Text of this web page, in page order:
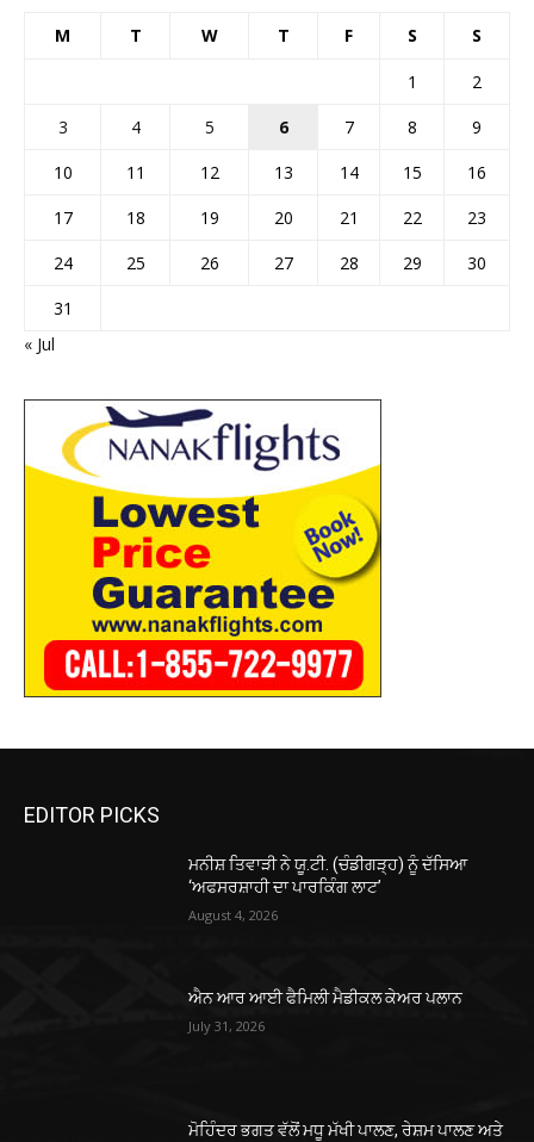
M T W T F S S
1
2
3
4 5 6 7 8
9
10
11 12 13 14 15
16
17
18 19 20 21 22
23
24
25 26 27 28 29
30
31
« Jul
EDITOR PICKS
ਮਨੀਸ਼ ਤਿਵਾੜੀ ਨੇ ਯੂ.ਟੀ. (ਚੰਡੀਗੜ੍ਹ) ਨੂੰ ਦੱਸਿਆ
‘ਅਫਸਰਸ਼ਾਹੀ ਦਾ ਪਾਰਕਿੰਗ ਲਾਟ’
August 4, 2026
ਐਨ ਆਰ ਆਈ ਫੈਮਿਲੀ ਮੈਡੀਕਲ ਕੇਅਰ ਪਲਾਨ
July 31, 2026
ਮੋਹਿੰਦਰ ਭਗਤ ਵੱਲੋਂ ਮਧੂ ਮੱਖੀ ਪਾਲਣ, ਰੇਸ਼ਮ ਪਾਲਣ ਅਤੇ